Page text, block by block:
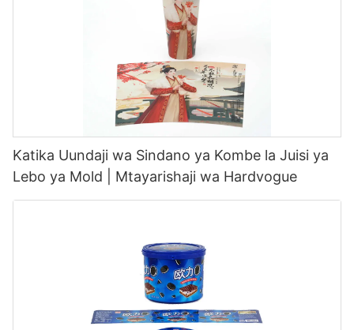
Katika Uundaji wa Sindano ya Kombe la Juisi ya
Lebo ya Mold | Mtayarishaji wa Hardvogue